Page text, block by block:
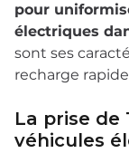
pour
électriques
sont ses
recharge
La prise de
véhicules